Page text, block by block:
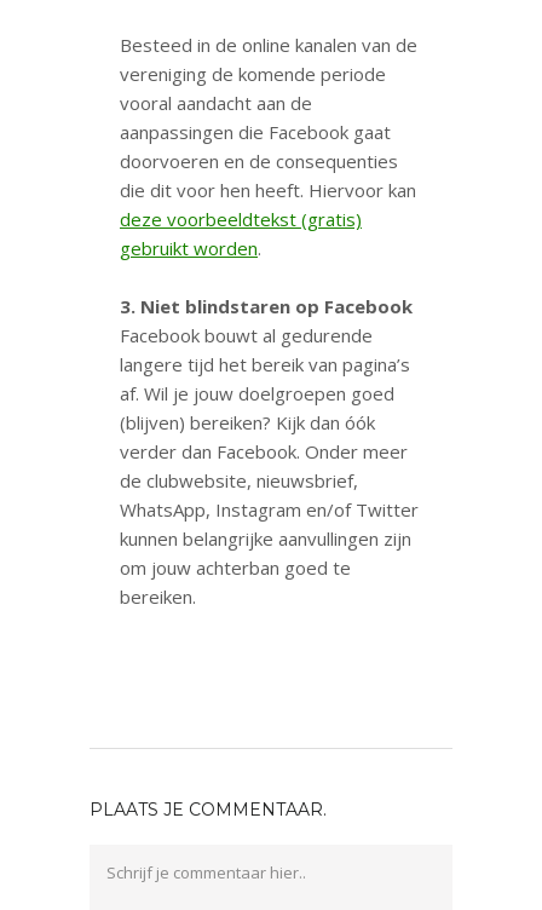
Besteed in de online kanalen van de
vereniging de komende periode
vooral aandacht aan de
aanpassingen die Facebook gaat
doorvoeren en de consequenties
die dit voor hen heeft. Hiervoor kan
deze voorbeeldtekst (gratis)
gebruikt worden.
3. Niet blindstaren op Facebook
Facebook bouwt al gedurende
langere tijd het bereik van pagina’s
af. Wil je jouw doelgroepen goed
(blijven) bereiken? Kijk dan óók
verder dan Facebook. Onder meer
de clubwebsite, nieuwsbrief,
WhatsApp, Instagram en/of Twitter
kunnen belangrijke aanvullingen zijn
om jouw achterban goed te
bereiken.
PLAATS JE COMMENTAAR.